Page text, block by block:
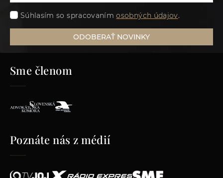
Súhlasím so spracovanímosobných údajov.
ODOBERAŤ NOVINKY
Sme členom
Poznáte nás z médií